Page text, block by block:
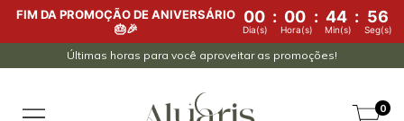
FIM DA PROMOÇÃO DE ANIVERSÁRIO
🎂🎉
00 : 00 : 44 : 56
Dia(s) Hora(s) Min(s) Seg(s)
Últimas horas para você aproveitar as promoções!
0